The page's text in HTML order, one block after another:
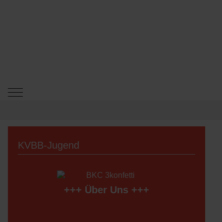
Mobile Menu Toggle
KVBB-Jugend
+++ Über Uns +++